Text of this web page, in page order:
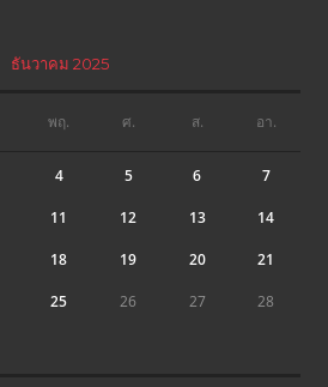
ธันวาคม 2025
พฤ. ศ. ส. อา.
4 5 6 7
11 12 13 14
18 19 20 21
25 26 27 28